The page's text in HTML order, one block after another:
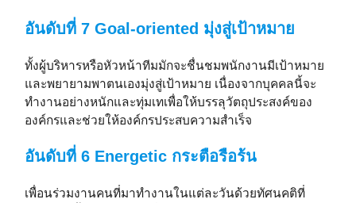
อันดับที่ 7 Goal-oriented มุ่งสู่เป้าหมาย
ทั้งผู้บริหารหรือหัวหน้าทีมมักจะชื่นชมพนักงานมีเป้าหมาย
และพยายามพาตนเองมุ่งสู่เป้าหมาย เนื่องจากบุคคลนี้จะ
ทำงานอย่างหนักและทุ่มเทเพื่อให้บรรลุวัตถุประสงค์ของ
องค์กรและช่วยให้องค์กรประสบความสำเร็จ
อันดับที่ 6 Energetic กระตือรือร้น
เพื่อนร่วมงานคนที่มาทำงานในแต่ละวันด้วยทัศนคติที่